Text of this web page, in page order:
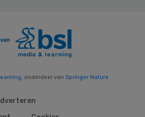
, onderdeel van Springer Nature